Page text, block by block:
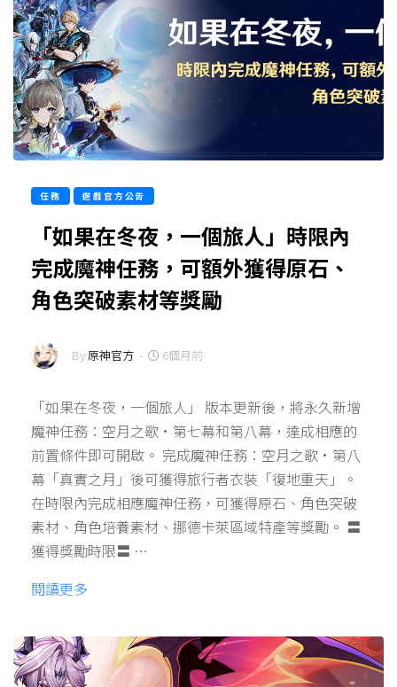
任務 遊戲官方公告
「如果在冬夜，一個旅人」時限內
完成魔神任務，可額外獲得原石、
角色突破素材等獎勵
By 原神官方 - 6個月前
「如果在冬夜，一個旅人」 版本更新後，將永久新增
魔神任務：空月之歌·第七幕和第八幕，達成相應的
前置條件即可開啟。 完成魔神任務：空月之歌·第八
幕「真實之月」後可獲得旅行者衣裝「復地重天」。
在時限內完成相應魔神任務，可獲得原石、角色突破
素材、角色培養素材、挪德卡萊區域特產等獎勵。 〓
獲得獎勵時限〓 …
閱讀更多